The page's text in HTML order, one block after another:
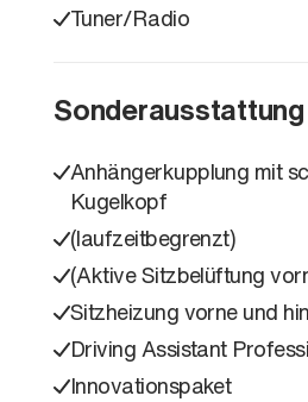
Tuner/Radio
Sonderausstattung
Anhängerkupplung mit
Kugelkopf
(laufzeitbegrenzt)
(Aktive Sitzbelüftung
Sitzheizung vorne und
Driving Assistant
Innovationspaket